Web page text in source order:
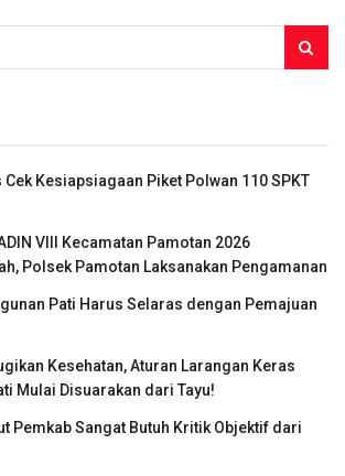
Kesiapsiagaan Piket Polwan 110 SPKT
VIII Kecamatan Pamotan 2026
Polsek Pamotan Laksanakan Pengamanan
Pati Harus Selaras dengan Pemajuan
Kesehatan, Aturan Larangan Keras
Mulai Disuarakan dari Tayu!
Pemkab Sangat Butuh Kritik Objektif dari